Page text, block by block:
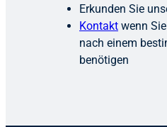
Erkunden Sie
Kontakt wenn
nach einem
benötigen